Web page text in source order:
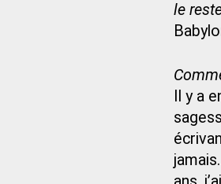
le
Il y a